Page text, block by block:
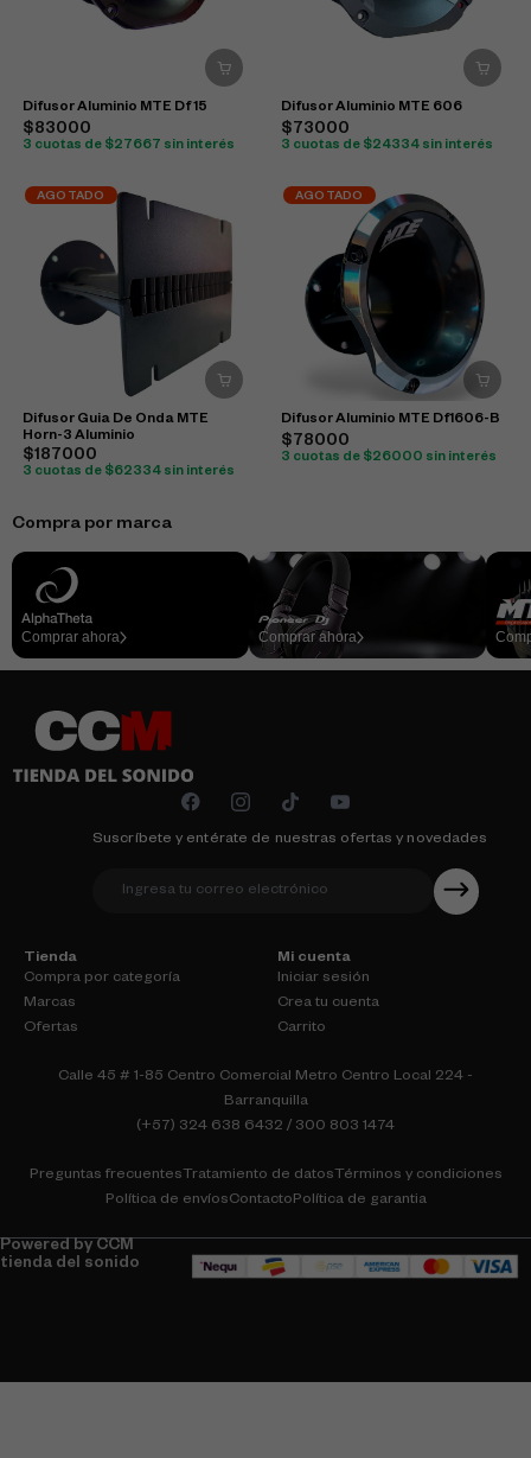
Difusor Aluminio MTE Df 15
$83000
3 cuotas de $27667 sin interés
Difusor Aluminio MTE 606
$73000
3 cuotas de $24334 sin interés
AGOTADO
Difusor Guia De Onda MTE
Horn-3 Aluminio
$187000
3 cuotas de $62334 sin interés
AGOTADO
Difusor Aluminio MTE Df1606-B
$78000
3 cuotas de $26000 sin interés
Compra por marca
Comprar ahora Comprar ahora
Suscríbete y entérate de nuestras ofertas y novedades
Tienda
Compra por categoría
Marcas
Ofertas
Mi cuenta
Iniciar sesión
Crea tu cuenta
Carrito
Calle 45 # 1-85 Centro Comercial Metro Centro Local 224 -
Barranquilla
(+57) 324 638 6432 / 300 803 1474
Preguntas frecuentes Tratamiento de datos Términos y condiciones
Política de envíosContactoPolítica de garantia
Powered by CCM
tienda del sonido